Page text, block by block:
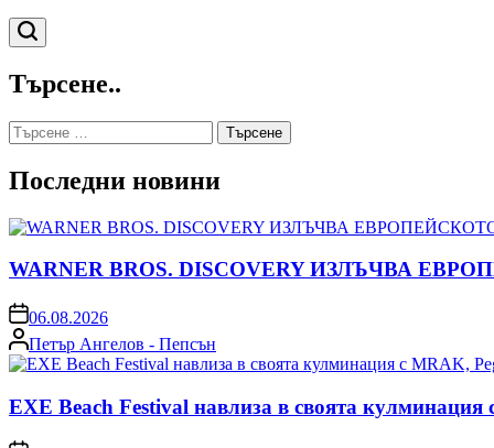
Търсене
Търсене..
Търсене
за:
Последни новини
WARNER BROS. DISCOVERY ИЗЛЪЧВА
on06.08.2026
Posted
by
Петър Ангелов - Пепсън
EXE Beach Festival навлиза в своята